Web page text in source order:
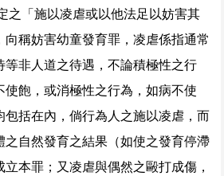
之「施以凌虐或以他法足以妨害其
向稱妨害幼童發育罪，凌虐係指通常
等非人道之待遇，不論積極性之行
使飽，或消極性之行為，如病不使
包括在內，倘行為人之施以凌虐，而
之自然發育之結果（如使之發育停滯
本罪；又凌虐與偶然之毆打成傷，